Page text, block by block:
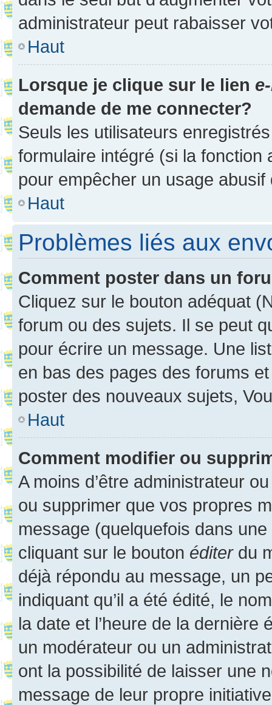
administrateur peut rabaisser
Haut
Lorsque je clique sur le lien
demande de me connecter?
Seuls les utilisateurs
formulaire intégré (si la fonction
pour empêcher un usage
Haut
Problèmes liés aux
Comment poster dans un
Cliquez sur le bouton adéquat
forum ou des sujets. Il se peut
pour écrire un message. Une
en bas des pages des forums
poster des nouveaux sujets,
Haut
Comment modifier ou
A moins d’être administrateur
ou supprimer que vos propres
message (quelquefois dans
cliquant sur le bouton éditerdu
déjà répondu au message, un
indiquant qu’il a été édité, le
la date et l’heure de la dernière
un modérateur ou un
ont la possibilité de laisser une
message de leur propre